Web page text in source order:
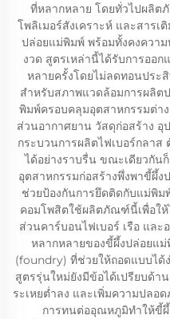
ที่หลากหลาย โดยทั่วไปผลิ
โพลิเมอร์สังเคราะห์ และสารเ
ปล่อยแม่พิมพ์ พร้อมทั้งคงควา
งวด สูตรเหล่านี้ได้รับการออ
หลายครั้งโดยไม่ลดทอนประ
สำหรับสภาพแวดล้อมการผลิต
พิมพ์ครอบคลุมอุตสาหกรรมต่า
ส่วนอากาศยาน วัสดุก่อสร้าง
กระบวนการผลิตไฟเบอร์กลา
ได้อย่างราบรื่น ขณะเดียวกัน
อุตสาหกรรมก่อสร้างพึ่งพาขี้ผึ้
ช่วยป้องกันการยึดติดกับแม่พิม
คอมโพสิตใช้ผลิตภัณฑ์นี้เพื่อใ
ส่วนคาร์บอนไฟเบอร์ เรือ แล
หลากหลายของขี้ผึ้งปล่อยแ
(foundry) ที่ช่วยให้ถอดแบบไ
สูตรรุ่นใหม่ยังมีข้อได้เปรียบด้า
ระเหยต่ำลง และเพิ่มความปลอ
การทนต่ออุณหภูมิทำให้ขี้